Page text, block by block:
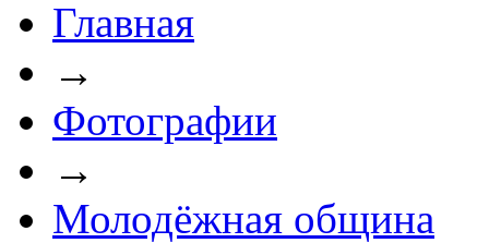
Главная
→
Фотографии
→
Молодёжная община